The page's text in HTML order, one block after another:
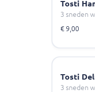
Tosti
3 sneden
€ 9,00
Tosti
3 sneden